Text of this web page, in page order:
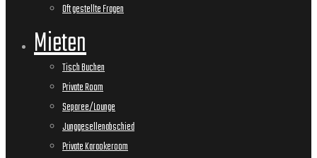
Oft gestellte Fragen
Mieten
Tisch Buchen
Private Room
Separee/Lounge
Junggesellenabschied
Private Karaokeroom